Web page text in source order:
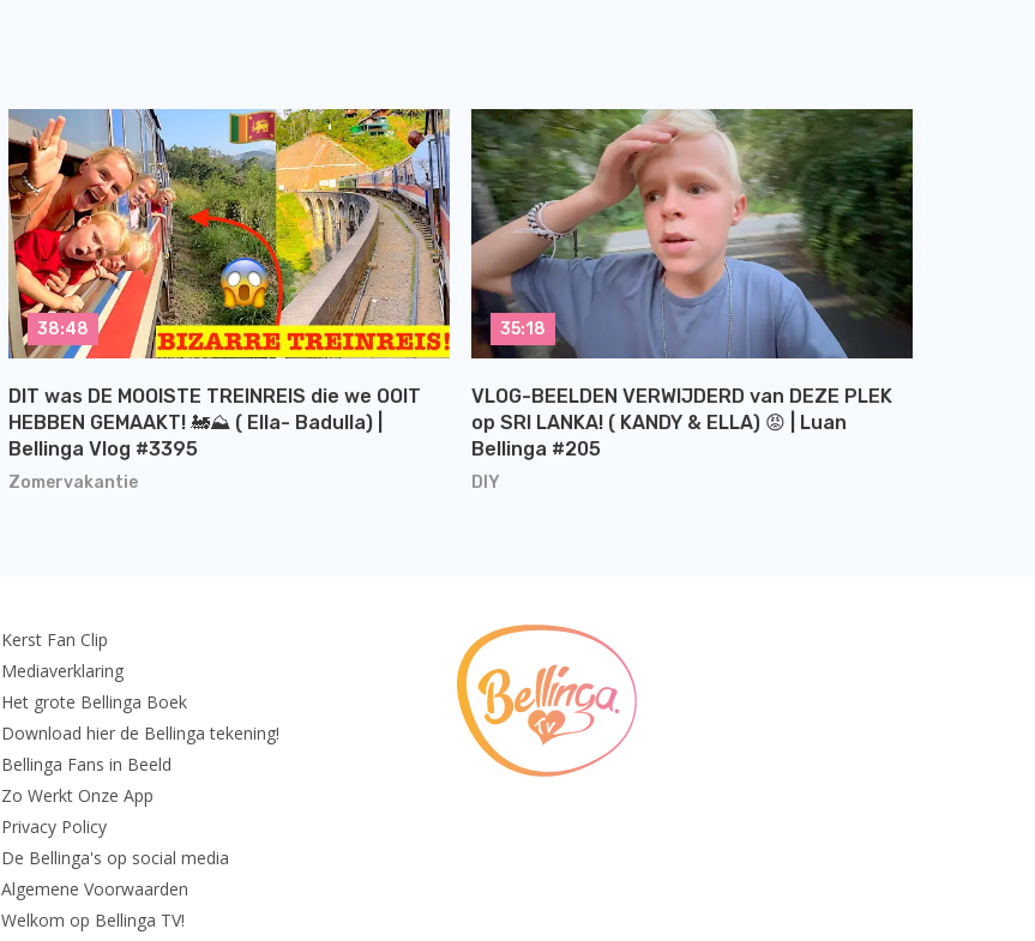
Zomervakantie
DIT was DE MOOISTE TREINREIS die we OOIT
HEBBEN GEMAAKT! 🚂⛰️ ( Ella- Badulla) |
Bellinga Vlog #3395
38:48
DIY
VLOG-BEELDEN VERWIJDERD van DEZE PLEK
op SRI LANKA! ( KANDY & ELLA) 😡 | Luan
Bellinga #205
35:18
Kerst Fan Clip
Mediaverklaring
Het grote Bellinga Boek
Download hier de Bellinga tekening!
Bellinga Fans in Beeld
Zo Werkt Onze App
Privacy Policy
De Bellinga's op social media
Algemene Voorwaarden
Welkom op Bellinga TV!